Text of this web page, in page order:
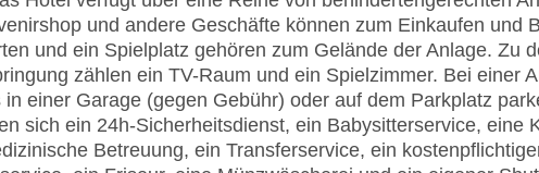
und andere Geschäfte können zum Einkaufen und
und ein Spielplatz gehören zum Gelände der Anlage. Zu
zählen ein TV-Raum und ein Spielzimmer. Bei einer
einer Garage (gegen Gebühr) oder auf dem Parkplatz
sich ein 24h-Sicherheitsdienst, ein Babysitterservice, eine
Betreuung, ein Transferservice, ein